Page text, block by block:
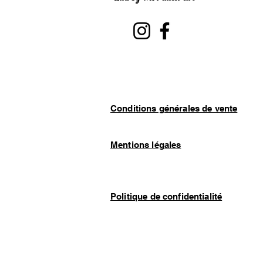
Conditions générales de vente
Mentions légales
Politique de confidentialité